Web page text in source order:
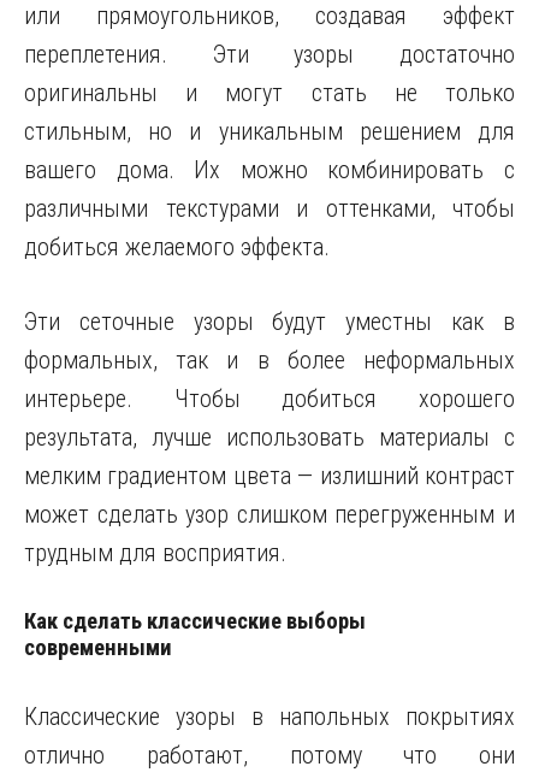
или прямоугольников, создавая эффект
переплетения. Эти узоры достаточно
оригинальны и могут стать не только
стильным, но и уникальным решением для
вашего дома. Их можно комбинировать с
различными текстурами и оттенками, чтобы
добиться желаемого эффекта.
Эти сеточные узоры будут уместны как в
формальных, так и в более неформальных
интерьере. Чтобы добиться хорошего
результата, лучше использовать материалы с
мелким градиентом цвета — излишний контраст
может сделать узор слишком перегруженным и
трудным для восприятия.
Как сделать классические выборы
современными
Классические узоры в напольных покрытиях
отлично работают, потому что они